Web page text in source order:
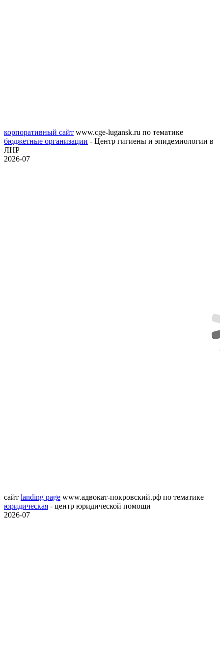
корпоративный сайт www.cge-lugansk.ru по тематике
бюджетные организации - Центр гигиены и эпидемиологии в
ЛНР
2026-07
сайт landing page www.адвокат-покровский.рф по тематике
юридическая - центр юридической помощи
2026-07